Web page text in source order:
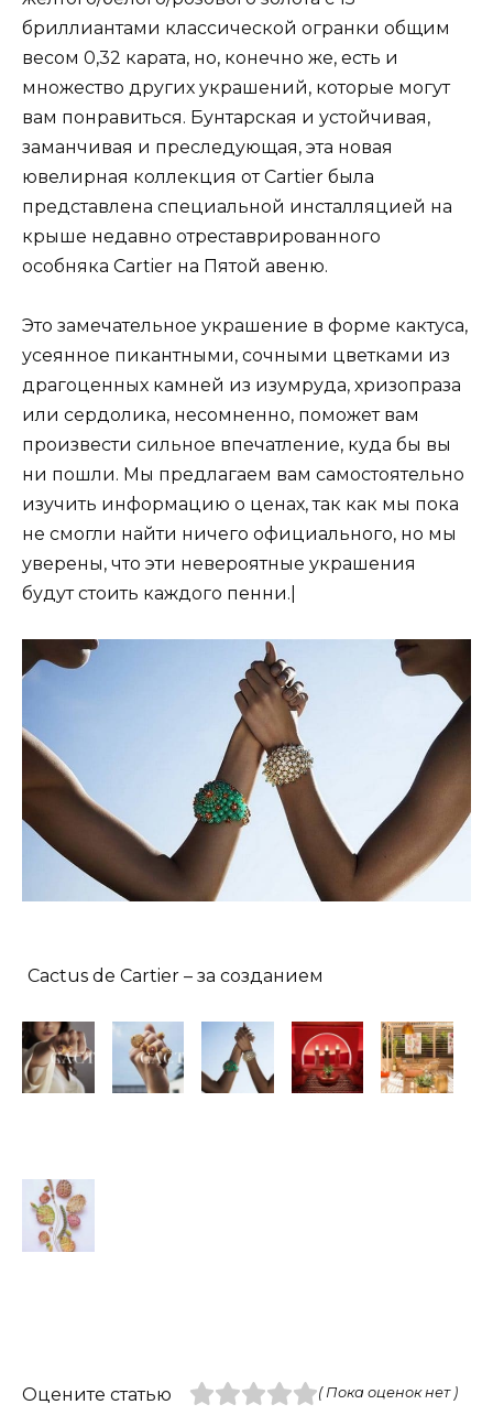
бриллиантами классической огранки общим
весом 0,32 карата, но, конечно же, есть и
множество других украшений, которые могут
вам понравиться. Бунтарская и устойчивая,
заманчивая и преследующая, эта новая
ювелирная коллекция от Cartier была
представлена ​​специальной инсталляцией на
крыше недавно отреставрированного
особняка Cartier на Пятой авеню.
Это замечательное украшение в форме кактуса,
усеянное пикантными, сочными цветками из
драгоценных камней из изумруда, хризопраза
или сердолика, несомненно, поможет вам
произвести сильное впечатление, куда бы вы
ни пошли. Мы предлагаем вам самостоятельно
изучить информацию о ценах, так как мы пока
не смогли найти ничего официального, но мы
уверены, что эти невероятные украшения
будут стоить каждого пенни.|
Cactus de Cartier – за созданием
Оцените статью ( Пока оценок нет )